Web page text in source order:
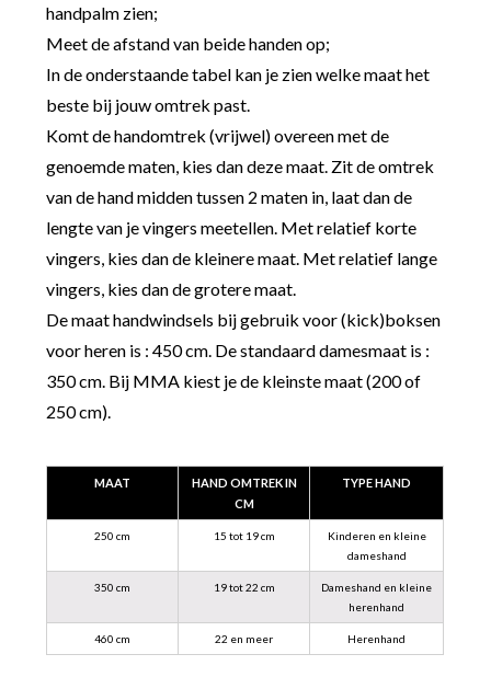
handpalm zien;
Meet de afstand van beide handen op;
In de onderstaande tabel kan je zien welke maat het
beste bij jouw omtrek past.
Komt de handomtrek (vrijwel) overeen met de
genoemde maten, kies dan deze maat. Zit de omtrek
van de hand midden tussen 2 maten in, laat dan de
lengte van je vingers meetellen. Met relatief korte
vingers, kies dan de kleinere maat. Met relatief lange
vingers, kies dan de grotere maat.
De maat handwindsels bij gebruik voor (kick)boksen
voor heren is : 450 cm. De standaard damesmaat is :
350 cm. Bij MMA kiest je de kleinste maat (200 of
250 cm).
MAAT
HAND OMTREK IN
CM
TYPE HAND
250 cm 15 tot 19 cm
Kinderen en kleine
dameshand
350 cm 19 tot 22 cm
Dameshand en kleine
herenhand
460 cm 22 en meer Herenhand